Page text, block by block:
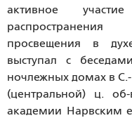
активное
распространения
просвещения в
выступал с
ночлежных домах в
(центральной) ц.
академии Нарвским